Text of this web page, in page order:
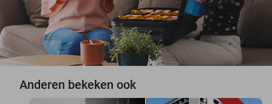
Anderen bekeken ook